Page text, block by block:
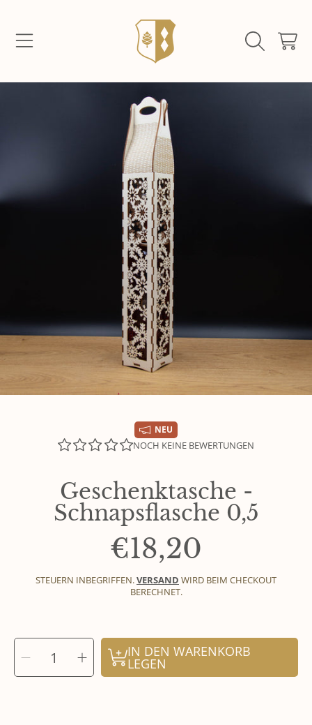
DIREKT ZUM INHALT
DIREKT ZU DEN PRODUKTINFORMATIONEN
NEU
NOCH KEINE BEWERTUNGEN
Geschenktasche -
Schnapsflasche 0,5
€18,20
STEUERN INBEGRIFFEN.VERSAND WIRD BEIM CHECKOUT
BERECHNET.
MENGE
AUSWÄHLEN
Menge
Geschenktasche
-
Menge
für
Geschenktasche
-
IN DEN WARENKORB
LEGEN